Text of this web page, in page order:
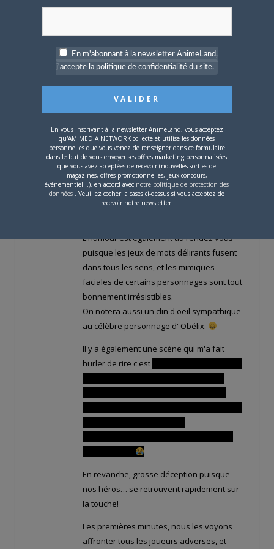
Grand maitre
★★★★★
Xanatos LE 11 JUIN 2011 À 11 H 04 MIN
avis assez spécial car je l'ai trouvé
excellent… et décevant!
Techniquement, la série demeure au top,
les scènes d'action sont toujours aussi
musclées et époustouflantes et la mise en
L'humour est également au rendez vous
puisque les jeux de mots délirants fusent
dans tous les sens, et les mimiques
faciales de certains personnages sont tout
bonnement irrésistibles.
On notera aussi un clin d'oeil sympathique
au célèbre personnage d' Obélix.
Il y a également une scène qui m'a fait
hurler de rire c'est
En revanche, grosse déception puisque
nos héros… se retrouvent rapidement sur
la touche!
Les premières minutes, nous les voyons
affronter tous les joueurs adverses, et
En m'abonnant à la newsletter AnimeLand,
j'accepte la politique de confidentialité du site.
En vous inscrivant à la newsletter AnimeLand, vous acceptez
qu'AM MEDIA NETWORK collecte et utilise les données
personnelles que vous venez de renseigner dans ce formulaire
dans le but de vous envoyer ses offres marketing personnalisées
que vous avez acceptées de recevoir (nouvelles sorties de
magazines, offres promotionnelles, jeux-concours,
événementiel...), en accord avec notre politique de protection des
données . Veuillez cocher la cases ci-dessus si vous acceptez de
recevoir notre newsletter.